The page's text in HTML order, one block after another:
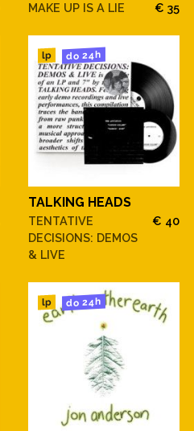
MAKE UP IS A LIE € 35
lp do 24h
TALKING HEADS
TENTATIVE
DECISIONS: DEMOS
& LIVE
€ 40
lp do 24h